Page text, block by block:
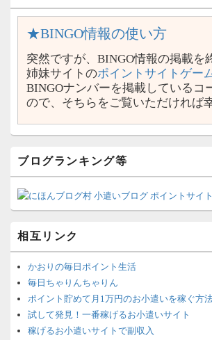
★BINGO情報の使い方
突然ですが、BINGO情報の掲載を
姉妹サイトのポイントサイトゲー
BINGOナンバーを掲載しているコ
ので、そちらをご覧いただければ
ブログランキング等
相互リンク
かおりの毎日ポイント生活
毎日ちゃりんちゃりん
ポイント貯めて月1万円のお小遣いを稼ぐ方
試して発見！一番稼げるお小遣いサイト
稼げるお小遣いサイトで副収入